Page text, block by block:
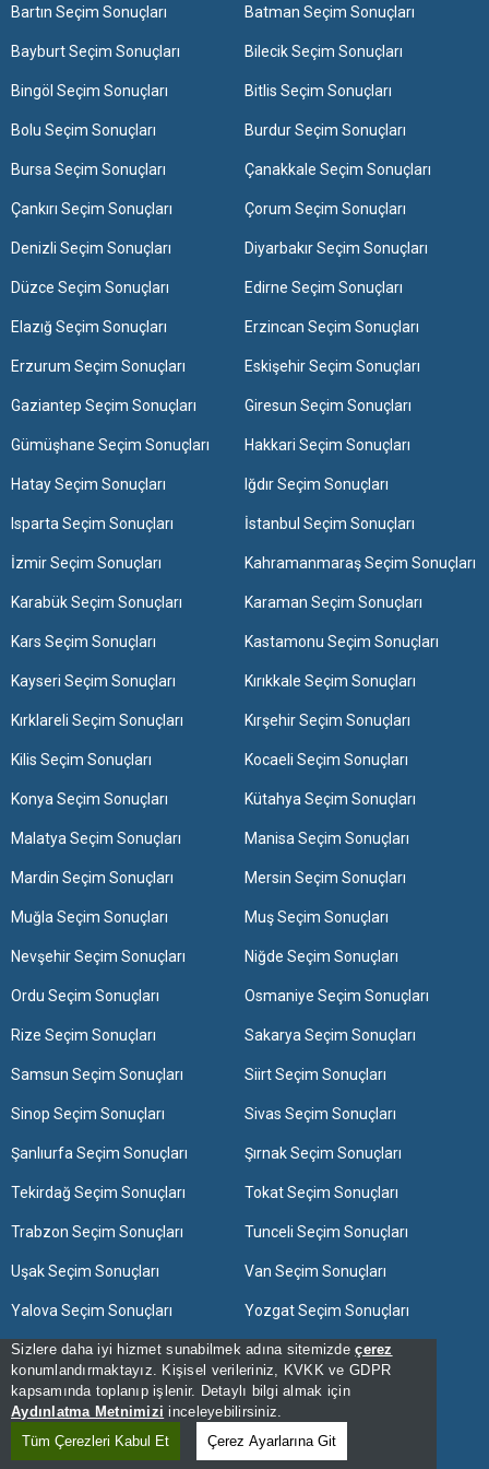
Sizlere daha iyi hizmet sunabilmek adına sitemizdeçerez
konumlandırmaktayız. Kişisel verileriniz, KVKK ve GDPR
kapsamında toplanıp işlenir. Detaylı bilgi almak için
Aydınlatma Metnimizi inceleyebilirsiniz.
Tüm Çerezleri Kabul Et
Çerez Ayarlarına Git
Bartın Seçim Sonuçları Batman Seçim Sonuçları
Bayburt Seçim Sonuçları Bilecik Seçim Sonuçları
Bingöl Seçim Sonuçları Bitlis Seçim Sonuçları
Bolu Seçim Sonuçları Burdur Seçim Sonuçları
Bursa Seçim Sonuçları Çanakkale Seçim Sonuçları
Çankırı Seçim Sonuçları Çorum Seçim Sonuçları
Denizli Seçim Sonuçları Diyarbakır Seçim Sonuçları
Düzce Seçim Sonuçları Edirne Seçim Sonuçları
Elazığ Seçim Sonuçları Erzincan Seçim Sonuçları
Erzurum Seçim Sonuçları Eskişehir Seçim Sonuçları
Gaziantep Seçim Sonuçları Giresun Seçim Sonuçları
Gümüşhane Seçim Sonuçları Hakkari Seçim Sonuçları
Hatay Seçim Sonuçları Iğdır Seçim Sonuçları
Isparta Seçim Sonuçları İstanbul Seçim Sonuçları
İzmir Seçim Sonuçları Kahramanmaraş Seçim Sonuçları
Karabük Seçim Sonuçları Karaman Seçim Sonuçları
Kars Seçim Sonuçları Kastamonu Seçim Sonuçları
Kayseri Seçim Sonuçları Kırıkkale Seçim Sonuçları
Kırklareli Seçim Sonuçları Kırşehir Seçim Sonuçları
Kilis Seçim Sonuçları Kocaeli Seçim Sonuçları
Konya Seçim Sonuçları Kütahya Seçim Sonuçları
Malatya Seçim Sonuçları Manisa Seçim Sonuçları
Mardin Seçim Sonuçları Mersin Seçim Sonuçları
Muğla Seçim Sonuçları Muş Seçim Sonuçları
Nevşehir Seçim Sonuçları Niğde Seçim Sonuçları
Ordu Seçim Sonuçları Osmaniye Seçim Sonuçları
Rize Seçim Sonuçları Sakarya Seçim Sonuçları
Samsun Seçim Sonuçları Siirt Seçim Sonuçları
Sinop Seçim Sonuçları Sivas Seçim Sonuçları
Şanlıurfa Seçim Sonuçları Şırnak Seçim Sonuçları
Tekirdağ Seçim Sonuçları Tokat Seçim Sonuçları
Trabzon Seçim Sonuçları Tunceli Seçim Sonuçları
Uşak Seçim Sonuçları Van Seçim Sonuçları
Yalova Seçim Sonuçları Yozgat Seçim Sonuçları
Zonguldak Seçim Sonuçları
[Hata Bildir] - 03:10:06 - 12
[Kullanım Şartları]